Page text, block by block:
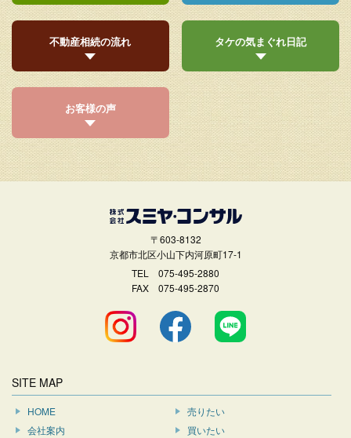
不動産相続の流れ タケの気まぐれ日記
お客様の声
〒603-8132
京都市北区小山下内河原町17-1
TEL 075-495-2880
FAX 075-495-2870
SITE MAP
HOME
会社案内
売りたい
買いたい